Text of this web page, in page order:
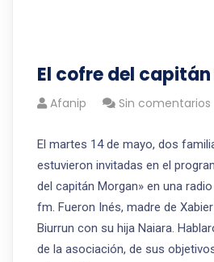
El cofre del
Afanip Sin comentarios
El martes 14 de mayo, dos
estuvieron invitadas en el
del capitán Morgan» en una
fm. Fueron Inés, madre de
Biurrun con su hija Naiara.
de la asociación, de sus